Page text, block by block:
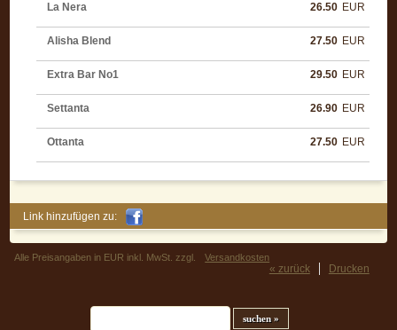
La Nera 26.50 EUR
Alisha Blend 27.50 EUR
Extra Bar No1 29.50 EUR
Settanta 26.90 EUR
Ottanta 27.50 EUR
Link hinzufügen zu:
Alle Preisangaben in EUR inkl. MwSt. zzgl. Versandkosten
Drucken
« zurück